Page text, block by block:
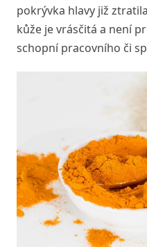
pokrývka hlavy již
kůže je vrásčitá a není
schopní pracovního či